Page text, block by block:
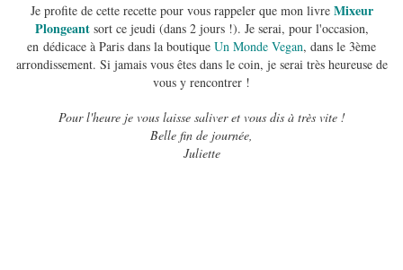
Je profite de cette recette pour vous rappeler que mon livre Mixeur
Plongeantsort ce jeudi (dans 2 jours !). Je serai, pour l'occasion,
en dédicace à Paris dans la boutique Un Monde Vegan, dans le 3ème
arrondissement. Si jamais vous êtes dans le coin, je serai très heureuse de
vous y rencontrer !
Pour l'heure je vous laisse saliver et vous dis à très vite !
Belle fin de journée,
Juliette